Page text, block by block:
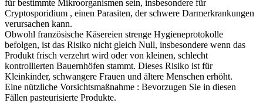
für bestimmte Mikroorganismen sein, insbesondere für
Cryptosporidium , einen Parasiten, der schwere Darmerkrankungen
verursachen kann.
Obwohl französische Käsereien strenge Hygieneprotokolle
befolgen, ist das Risiko nicht gleich Null, insbesondere wenn das
Produkt frisch verzehrt wird oder von kleinen, schlecht
kontrollierten Bauernhöfen stammt. Dieses Risiko ist für
Kleinkinder, schwangere Frauen und ältere Menschen erhöht.
Eine nützliche Vorsichtsmaßnahme : Bevorzugen Sie in diesen
Fällen pasteurisierte Produkte.